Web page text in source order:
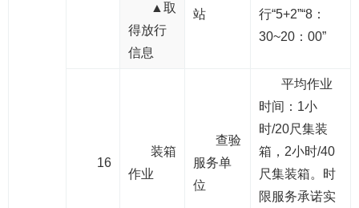
站
行“5+2”“8：
30~20：00”
▲取
得放行
信息
16
装箱
作业
查验
服务单
位
平均作业
时间：1小
时/20尺集装
箱，2小时/40
尺集装箱。时
限服务承诺实